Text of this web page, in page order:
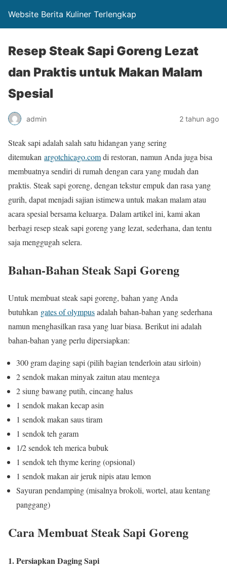
Website Berita Kuliner Terlengkap
Resep Steak Sapi Goreng Lezat
dan Praktis untuk Makan Malam
Spesial
admin 2 tahun ago
Steak sapi adalah salah satu hidangan yang sering
ditemukan argotchicago.comdi restoran, namun Anda juga bisa
membuatnya sendiri di rumah dengan cara yang mudah dan
praktis. Steak sapi goreng, dengan tekstur empuk dan rasa yang
gurih, dapat menjadi sajian istimewa untuk makan malam atau
acara spesial bersama keluarga. Dalam artikel ini, kami akan
berbagi resep steak sapi goreng yang lezat, sederhana, dan tentu
saja menggugah selera.
Bahan-Bahan Steak Sapi Goreng
Untuk membuat steak sapi goreng, bahan yang Anda
butuhkan gates of olympusadalah bahan-bahan yang sederhana
namun menghasilkan rasa yang luar biasa. Berikut ini adalah
bahan-bahan yang perlu dipersiapkan:
300 gram daging sapi (pilih bagian tenderloin atau sirloin)
2 sendok makan minyak zaitun atau mentega
2 siung bawang putih, cincang halus
1 sendok makan kecap asin
1 sendok makan saus tiram
1 sendok teh garam
1/2 sendok teh merica bubuk
1 sendok teh thyme kering (opsional)
1 sendok makan air jeruk nipis atau lemon
Sayuran pendamping (misalnya brokoli, wortel, atau kentang
panggang)
Cara Membuat Steak Sapi Goreng
1. Persiapkan Daging Sapi